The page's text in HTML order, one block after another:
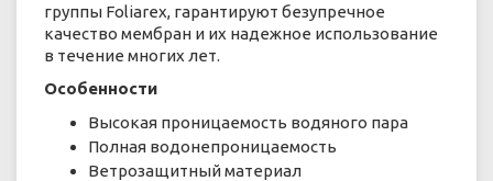
группы Foliarex, гарантируют безупречное
качество мембран и их надежное использование
в течение многих лет.
Особенности
Высокая проницаемость водяного пара
Полная водонепроницаемость
Ветрозащитный материал